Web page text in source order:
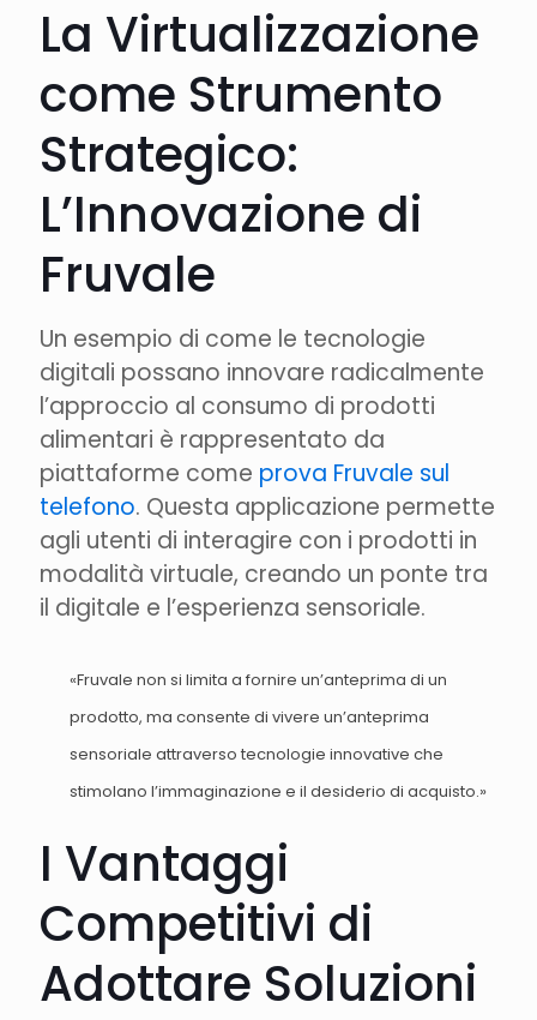
La Virtualizzazione
come Strumento
Strategico:
L’Innovazione di
Fruvale
Un esempio di come le tecnologie
digitali possano innovare radicalmente
l’approccio al consumo di prodotti
alimentari è rappresentato da
piattaforme come prova Fruvale sul
telefono. Questa applicazione permette
agli utenti di interagire con i prodotti in
modalità virtuale, creando un ponte tra
il digitale e l’esperienza sensoriale.
«Fruvale non si limita a fornire un’anteprima di un
prodotto, ma consente di vivere un’anteprima
sensoriale attraverso tecnologie innovative che
stimolano l’immaginazione e il desiderio di acquisto.»
I Vantaggi
Competitivi di
Adottare Soluzioni